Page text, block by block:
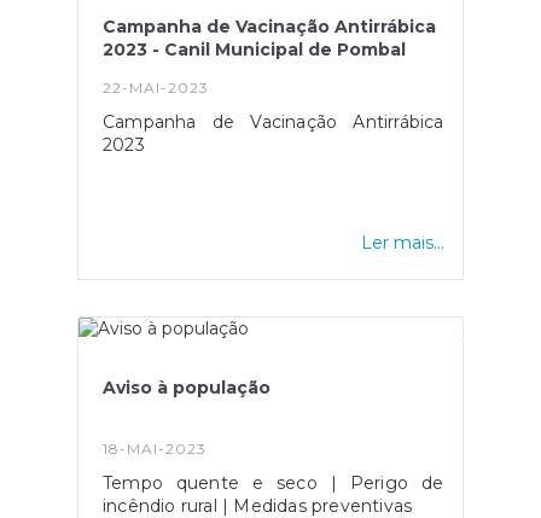
do mínimo de existência, bem como as
demais atualizações nos limites e taxas
de retenção.Fonte: Diário da
República - Despacho n.º 1296-
em: https://files.dre.pt/2s/2023/01/018000002/
Campanha de Vacinação Antirrábica
2023 - Canil Municipal de Pombal
22-MAI-2023
Campanha de Vacinação Antirrábica
2023
Ler mais...
Aviso à população
18-MAI-2023
Tempo quente e seco | Perigo de
incêndio rural | Medidas preventivas